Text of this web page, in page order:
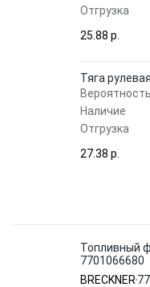
Отгрузка
25.88 p.
Тяга
Вероятность
Наличие
Отгрузка
27.38 p.
Топливный
7701066680
BRECKNER